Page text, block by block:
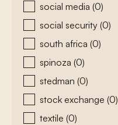
social media (0)
social security (0)
south africa (0)
spinoza (0)
stedman (0)
stock exchange (0)
textile (0)